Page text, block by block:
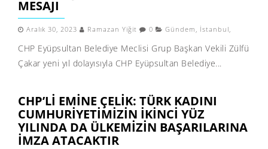
MESAJI
Aralık 30, 2023 Ramazan Yiğit 0 Gündem , İstanbul,
CHP Eyüpsultan Belediye Meclisi Grup Başkan Vekili Zülfü
Çakar yeni yıl dolayısıyla CHP Eyüpsultan Belediye...
CHP’LI EMINE ÇELIK: TÜRK KADINI
CUMHURIYETIMIZIN IKINCI YÜZ
YILINDA DA ÜLKEMIZIN BAŞARILARINA
IMZA ATACAKTIR